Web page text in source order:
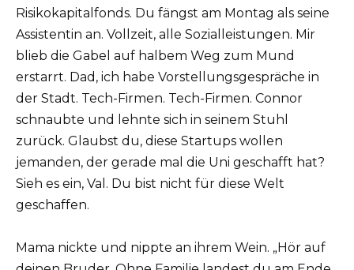
Risikokapitalfonds. Du fängst am Montag als seine
Assistentin an. Vollzeit, alle Sozialleistungen. Mir
blieb die Gabel auf halbem Weg zum Mund
erstarrt. Dad, ich habe Vorstellungsgespräche in
der Stadt. Tech-Firmen. Tech-Firmen. Connor
schnaubte und lehnte sich in seinem Stuhl
zurück. Glaubst du, diese Startups wollen
jemanden, der gerade mal die Uni geschafft hat?
Sieh es ein, Val. Du bist nicht für diese Welt
geschaffen.
Mama nickte und nippte an ihrem Wein. „Hör auf